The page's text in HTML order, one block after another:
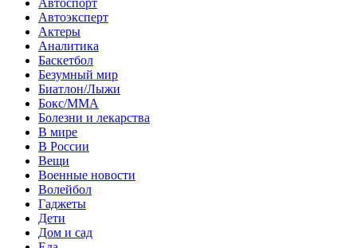
Автоэксперт
Актеры
Аналитика
Баскетбол
Безумный мир
Биатлон/Лыжи
Бокс/MMA
Болезни и лекарства
В мире
В России
Вещи
Военные новости
Волейбол
Гаджеты
Дети
Дом и сад